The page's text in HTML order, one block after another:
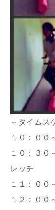
～タイムス
１０：０
１０：３０
レッチ
１１：０
１２：０